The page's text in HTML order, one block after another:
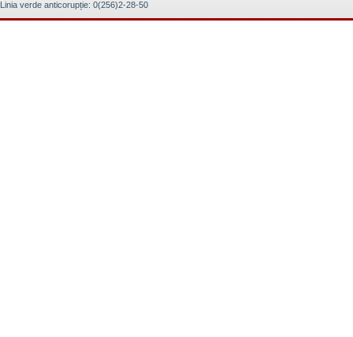
Linia verde anticorupție: 0(256)2-28-50